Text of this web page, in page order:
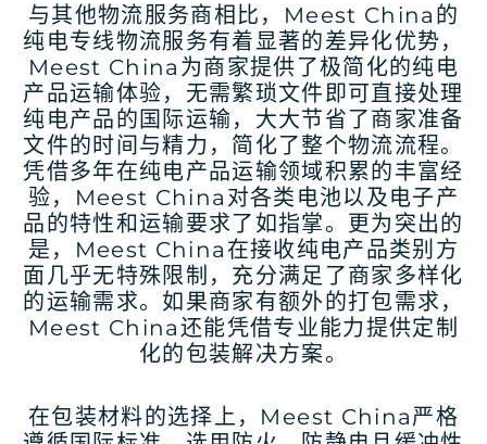
与其他物流服务商相比，Meest China的
纯电专线物流服务有着显著的差异化优势，
Meest China为商家提供了极简化的纯电
产品运输体验，无需繁琐文件即可直接处理
纯电产品的国际运输，大大节省了商家准备
文件的时间与精力，简化了整个物流流程。
凭借多年在纯电产品运输领域积累的丰富经
验，Meest China对各类电池以及电子产
品的特性和运输要求了如指掌。更为突出的
是，Meest China在接收纯电产品类别方
面几乎无特殊限制，充分满足了商家多样化
的运输需求。如果商家有额外的打包需求，
Meest China还能凭借专业能力提供定制
化的包装解决方案。
在包装材料的选择上，Meest China严格